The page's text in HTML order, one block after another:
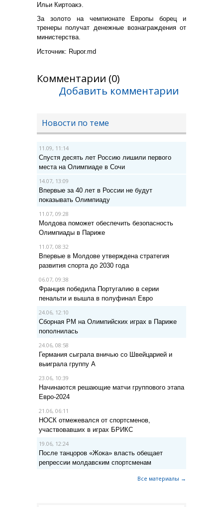
Ильи Киртоакэ.
За золото на чемпионате Европы борец и
тренеры получат денежные вознаграждения от
министерства.
Источник: Rupor.md
Комментарии (0)
Добавить комментарии
Новости по теме
11.09, 11:14
Спустя десять лет Россию лишили первого
места на Олимпиаде в Сочи
14.07, 13:09
Впервые за 40 лет в России не будут
показывать Олимпиаду
11.07, 09:28
Молдова поможет обеспечить безопасность
Олимпиады в Париже
11.07, 08:32
Впервые в Молдове утверждена стратегия
развития спорта до 2030 года
06.07, 09:38
Франция победила Португалию в серии
пенальти и вышла в полуфинал Евро
24.06, 12:10
Сборная РМ на Олимпийских играх в Париже
пополнилась
24.06, 08:58
Германия сыграла вничью со Швейцарией и
выиграла группу A
23.06, 10:39
Начинаются решающие матчи группового этапа
Евро-2024
21.06, 06:11
НОСК отмежевался от спортсменов,
участвовавших в играх БРИКС
19.06, 12:24
После танцоров «Жока» власть обещает
репрессии молдавским спортсменам
Все материалы →